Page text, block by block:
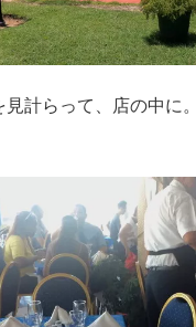
見計らって、店の中に